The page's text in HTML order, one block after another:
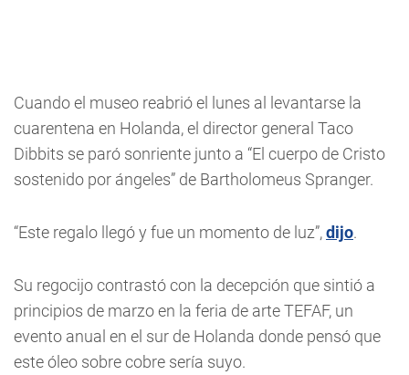
Cuando el museo reabrió el lunes al levantarse la
cuarentena en Holanda, el director general Taco
Dibbits se paró sonriente junto a “El cuerpo de Cristo
sostenido por ángeles” de Bartholomeus Spranger.
“Este regalo llegó y fue un momento de luz”,dijo.
Su regocijo contrastó con la decepción que sintió a
principios de marzo en la feria de arte TEFAF, un
evento anual en el sur de Holanda donde pensó que
este óleo sobre cobre sería suyo.